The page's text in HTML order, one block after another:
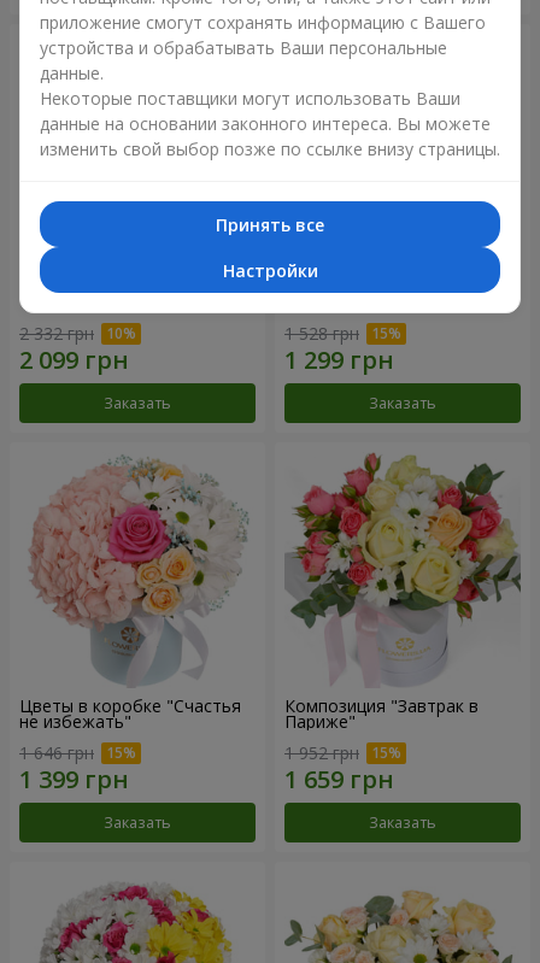
Букет "Сказочная осень"
2 332 грн
Заказать
Композиция "Летнее
1 528 грн
Заказать
Цветы в коробке "Счастья
не избежать"
1 646 грн
Заказать
Композиция "Завтрак в
Париже"
1 952 грн
Заказать
приложение смогут сохранять информацию с Вашего
устройства и обрабатывать Ваши персональные
данные.
Некоторые поставщики могут использовать Ваши
данные на основании законного интереса. Вы можете
изменить свой выбор позже по ссылке внизу страницы.
Принять все
Настройки